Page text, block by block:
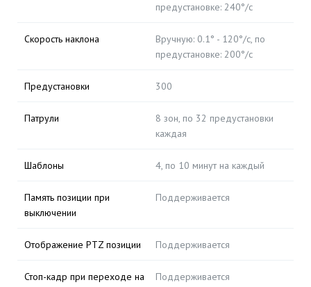
предустановке: 240°/с
Скорость наклона
Вручную: 0.1° - 120°/с, по
предустановке: 200°/с
Предустановки 300
Патрули
8 зон, по 32 предустановки
каждая
Шаблоны 4, по 10 минут на каждый
Память позиции при
выключении
Поддерживается
Отображение PTZ позиции Поддерживается
Стоп-кадр при переходе на
Поддерживается